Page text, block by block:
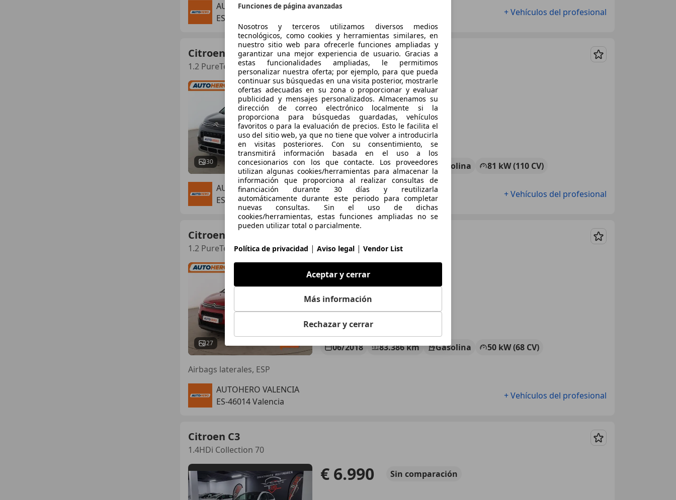
AUTOHERO VALENCIA
ES-46014 Valencia
+ Vehículos del profesional
Citroen C3 Aircross
1.2 PureTech Feel
Guardar
30
€ 8.817 Preciojusto
02/2021 98.632 km Gasolina
81 kW (110 CV)
AUTOHERO VALENCIA
ES-46014 Valencia
+ Vehículos del profesional
Citroen C3
1.2 PureTech Live 68
Guardar
27
€ 7.904
06/2018 83.386 km Gasolina
50 kW (68 CV)
Airbags laterales, ESP
AUTOHERO VALENCIA
ES-46014 Valencia
+ Vehículos del profesional
Citroen C3
1.4HDi Collection 70
Guardar
€ 6.990 Sin comparación
Funciones de página avanzadas
Nosotros y terceros utilizamos diversos medios
tecnológicos, como cookies y herramientas similares, en
nuestro sitio web para ofrecerle funciones ampliadas y
garantizar una mejor experiencia de usuario. Gracias a
estas funcionalidades ampliadas, le permitimos
personalizar nuestra oferta; por ejemplo, para que pueda
continuar sus búsquedas en una visita posterior, mostrarle
ofertas adecuadas en su zona o proporcionar y evaluar
publicidad y mensajes personalizados. Almacenamos su
dirección de correo electrónico localmente si la
proporciona para búsquedas guardadas, vehículos
favoritos o para la evaluación de precios. Esto le facilita el
uso del sitio web, ya que no tiene que volver a introducirla
en visitas posteriores. Con su consentimiento, se
transmitirá información basada en el uso a los
concesionarios con los que contacte. Los proveedores
utilizan algunas cookies/herramientas para almacenar la
información que proporciona al realizar consultas de
financiación durante 30 días y reutilizarla
automáticamente durante este periodo para completar
nuevas consultas. Sin el uso de dichas
cookies/herramientas, estas funciones ampliadas no se
pueden utilizar total o parcialmente.
Política de privacidad | Aviso legal | Vendor List
Aceptar y cerrar
Más información
Rechazar y cerrar